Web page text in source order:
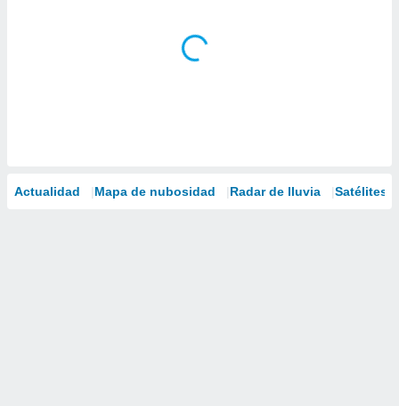
Actualidad Mapa de nubosidad Radar de lluvia Satélites